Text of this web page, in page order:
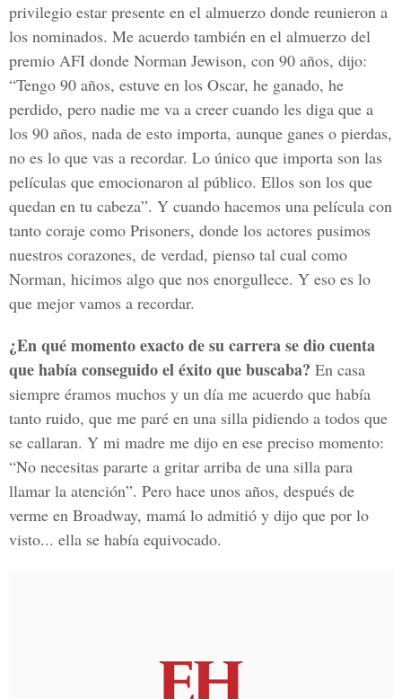
privilegio estar presente en el almuerzo donde reunieron a
los nominados. Me acuerdo también en el almuerzo del
premio AFI donde Norman Jewison, con 90 años, dijo:
“Tengo 90 años, estuve en los Oscar, he ganado, he
perdido, pero nadie me va a creer cuando les diga que a
los 90 años, nada de esto importa, aunque ganes o pierdas,
no es lo que vas a recordar. Lo único que importa son las
películas que emocionaron al público. Ellos son los que
quedan en tu cabeza”. Y cuando hacemos una película con
tanto coraje como Prisoners, donde los actores pusimos
nuestros corazones, de verdad, pienso tal cual como
Norman, hicimos algo que nos enorgullece. Y eso es lo
que mejor vamos a recordar.
¿En qué momento exacto de su carrera se dio cuenta
que había conseguido el éxito que buscaba? En casa
siempre éramos muchos y un día me acuerdo que había
tanto ruido, que me paré en una silla pidiendo a todos que
se callaran. Y mi madre me dijo en ese preciso momento:
“No necesitas pararte a gritar arriba de una silla para
llamar la atención”. Pero hace unos años, después de
verme en Broadway, mamá lo admitió y dijo que por lo
visto... ella se había equivocado.